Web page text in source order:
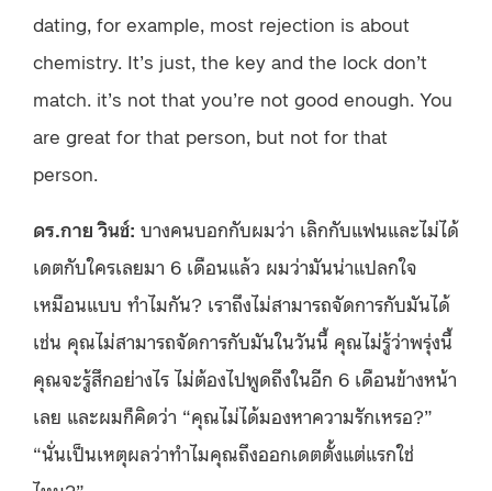
dating, for example, most rejection is about
chemistry. It’s just, the key and the lock don’t
match. it’s not that you’re not good enough. You
are great for that person, but not for that
person.
ดร.กาย วินช์: บางคนบอกกับผมว่า เลิกกับแฟนและไม่ได้
เดตกับใครเลยมา 6 เดือนแล้ว ผมว่ามันน่าแปลกใจ
เหมือนแบบ ทำไมกัน? เราถึงไม่สามารถจัดการกับมันได้
เช่น คุณไม่สามารถจัดการกับมันในวันนี้ คุณไม่รู้ว่าพรุ่งนี้
คุณจะรู้สึกอย่างไร ไม่ต้องไปพูดถึงในอีก 6 เดือนข้างหน้า
เลย และผมก็คิดว่า “คุณไม่ได้มองหาความรักเหรอ?”
“นั่นเป็นเหตุผลว่าทำไมคุณถึงออกเดตตั้งแต่แรกใช่